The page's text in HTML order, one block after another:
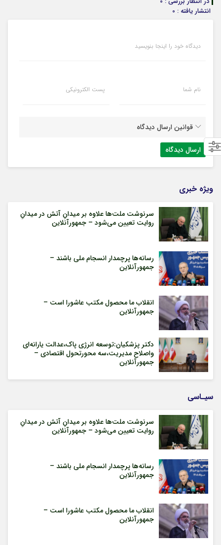
انتشار یافته : 0
دیدگاه خود را اینجا بنویسید
نام شما پست الکترونیکی
قوانین ارسال دیدگاه
ویژه خبری
سرنوشت ملت‌ها علاوه بر میدانِ آتش در میدانِ
روایت تعیین می‌شود – جمهورآنلاین
رسانه‌ها پرچمدار انسجام ملی باشند –
جمهورآنلاین
انقلاب ما محصول مکتب عاشورا است –
جمهورآنلاین
دکتر پزشکیان:توسعه انرژی پاک،عدالت یارانه‌ای
واصلاح مدیریت،سه محورتحول اقتصادی –
جمهورآنلاین
سیـاسی
سرنوشت ملت‌ها علاوه بر میدانِ آتش در میدانِ
روایت تعیین می‌شود – جمهورآنلاین
رسانه‌ها پرچمدار انسجام ملی باشند –
جمهورآنلاین
انقلاب ما محصول مکتب عاشورا است –
جمهورآنلاین